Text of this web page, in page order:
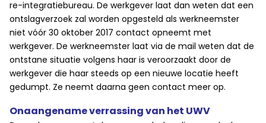
re-integratiebureau. De werkgever laat dan weten dat een
ontslagverzoek zal worden opgesteld als werkneemster
niet vóór 30 oktober 2017 contact opneemt met
werkgever. De werkneemster laat via de mail weten dat de
ontstane situatie volgens haar is veroorzaakt door de
werkgever die haar steeds op een nieuwe locatie heeft
gedumpt. Ze neemt daarna geen contact meer op.
Onaangename verrassing van het UWV